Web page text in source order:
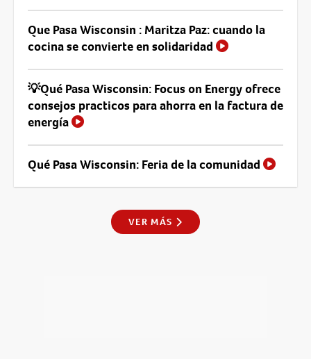
Que Pasa Wisconsin : Maritza Paz: cuando la
cocina se convierte en solidaridad
💡Qué Pasa Wisconsin: Focus on Energy ofrece
consejos practicos para ahorra en la factura de
energía
Qué Pasa Wisconsin: Feria de la comunidad
VER MÁS